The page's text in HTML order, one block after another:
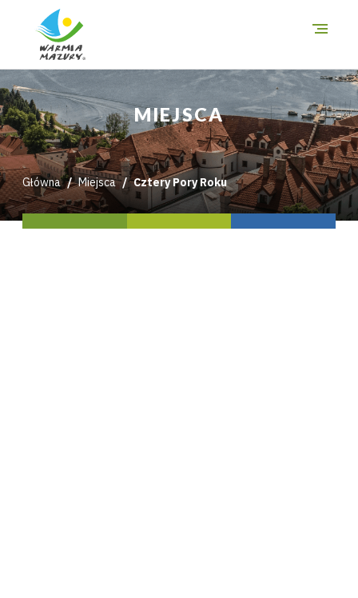
O szlakach
Miejsca
Trasy
i wycieczki
Mapa
MIEJSCA
Główna Miejsca Cztery Pory Roku